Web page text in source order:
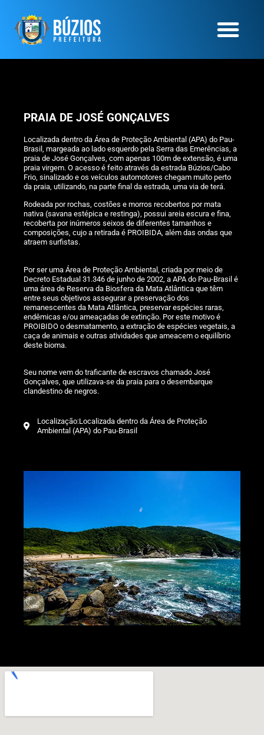
PRAIA DE JOSÉ GONÇALVES
Localizada dentro da Área de Proteção Ambiental (APA) do Pau-
Brasil, margeada ao lado esquerdo pela Serra das Emerências, a
praia de José Gonçalves, com apenas 100m de extensão, é uma
praia virgem. O acesso é feito através da estrada Búzios/Cabo
Frio, sinalizado e os veículos automotores chegam muito perto
da praia, utilizando, na parte final da estrada, uma via de terá.
Rodeada por rochas, costões e morros recobertos por mata
nativa (savana estépica e restinga), possui areia escura e fina,
recoberta por inúmeros seixos de diferentes tamanhos e
composições, cujo a retirada é PROIBIDA, além das ondas que
atraem surfistas.
Por ser uma Área de Proteção Ambiental, criada por meio de
Decreto Estadual 31.346 de junho de 2002, a APA do Pau-Brasil é
uma área de Reserva da Biosfera da Mata Atlântica que têm
entre seus objetivos assegurar a preservação dos
remanescentes da Mata Atlântica, preservar espécies raras,
endêmicas e/ou ameaçadas de extinção. Por este motivo é
PROIBIDO o desmatamento, a extração de espécies vegetais, a
caça de animais e outras atividades que ameacem o equilíbrio
deste bioma.
Seu nome vem do traficante de escravos chamado José
Gonçalves, que utilizava-se da praia para o desembarque
clandestino de negros.
Localização:Localizada dentro da Área de Proteção
Ambiental (APA) do Pau-Brasil